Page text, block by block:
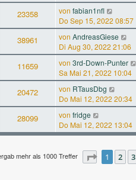
23358 von fabian1nfl
Do Sep 15, 2022 08:57
38961 von AndreasGiese
Di Aug 30, 2022 21:06
11659 von 3rd-Down-Punter
Sa Mai 21, 2022 10:04
20472 von RTausDbg
Do Mai 12, 2022 20:34
28099 von fridge
Do Mai 12, 2022 13:04
mehr als 1000 Treffer Seite 1von
1 2 3